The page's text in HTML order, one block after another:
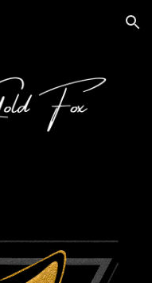
Skip to navigation